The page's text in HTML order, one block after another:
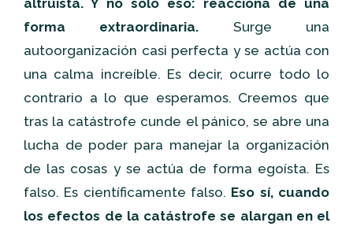
altruista. Y no sólo eso: reacciona de una
forma extraordinaria. Surge una
autoorganización casi perfecta y se actúa con
una calma increíble. Es decir, ocurre todo lo
contrario a lo que esperamos. Creemos que
tras la catástrofe cunde el pánico, se abre una
lucha de poder para manejar la organización
de las cosas y se actúa de forma egoísta. Es
falso. Es científicamente falso. Eso sí, cuando
los efectos de la catástrofe se alargan en el